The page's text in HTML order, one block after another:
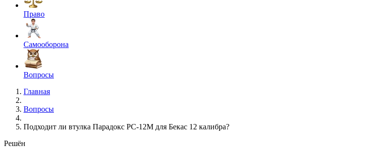
Право
Самооборона
Вопросы
Главная
Вопросы
Подходит ли втулка Парадокс РС-12М для Бекас 12 калибра?
Решён